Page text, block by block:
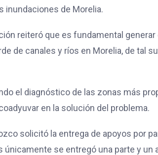
inundaciones de Morelia.
reiteró que es fundamental
de canales y ríos en Morelia, de tal
el diagnóstico de las zonas más
en la solución del problema.
solicitó la entrega de apoyos por
se entregó una parte y un